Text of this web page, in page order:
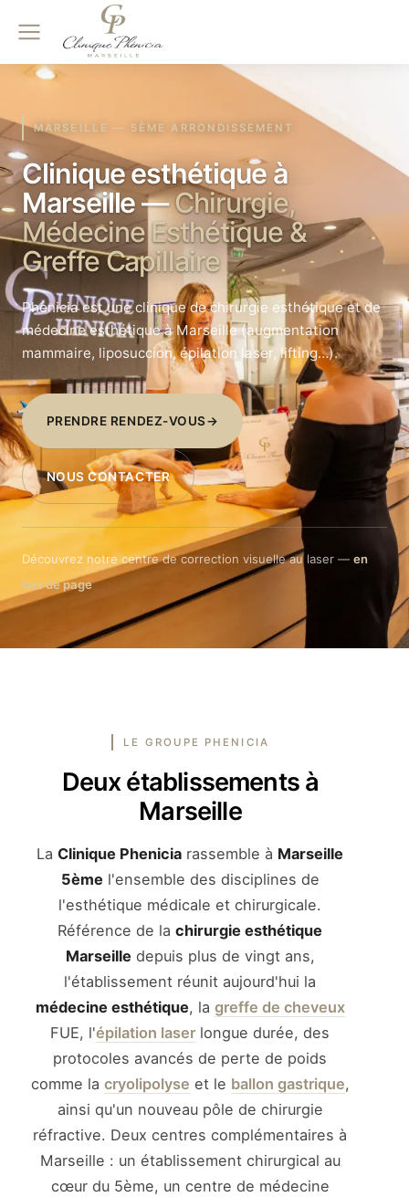
MARSEILLE — 5ÈME ARRONDISSEMENT
Clinique esthétique à
Marseille —Chirurgie,
Médecine Esthétique &
Greffe Capillaire
Phenicia est une clinique de chirurgie esthétique et de
médecine esthétique à Marseille (augmentation
mammaire, liposuccion, épilation laser, lifting…).
PRENDRE RENDEZ-VOUS
NOUS CONTACTER
Découvrez notre centre de correction visuelle au laser — en
bas de page
LE GROUPE PHENICIA
Deux établissements à
Marseille
LaClinique Phenicia rassemble à Marseille
5ème l'ensemble des disciplines de
l'esthétique médicale et chirurgicale.
Référence de lachirurgie esthétique
Marseille depuis plus de vingt ans,
l'établissement réunit aujourd'hui la
médecine esthétique, la greffe de cheveux
FUE, l'épilation laser longue durée, des
protocoles avancés de perte de poids
comme la cryolipolyse et le ballon gastrique,
ainsi qu'un nouveau pôle de chirurgie
réfractive. Deux centres complémentaires à
Marseille : un établissement chirurgical au
cœur du 5ème, un centre de médecine